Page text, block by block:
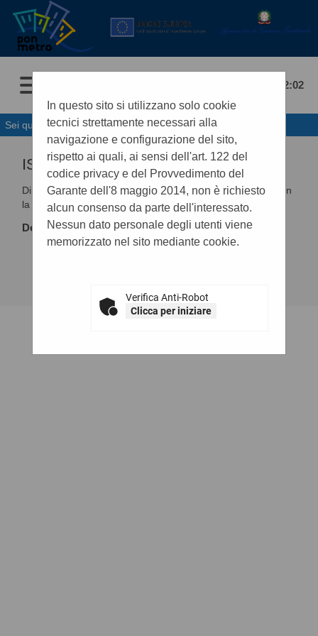
08/08/2026 12:02
Sei qui: Home» Informazioni» Istruzioni e manuali
In questo sito si utilizzano solo cookie
tecnici strettamente necessari alla
navigazione e configurazione del sito,
rispetto ai quali, ai sensi dell'art. 122 del
codice privacy e del Provvedimento del
Garante dell'8 maggio 2014, non è richiesto
alcun consenso da parte dell'interessato.
Nessun dato personale degli utenti viene
memorizzato nel sito mediante cookie.
Verifica Anti-Robot
Clicca per iniziare
ISTRUZIONI E MANUALI
Di seguito si riportano i manuali di supporto per operare con
la piattaforma telematica dell'Ente.
Documenti
Guida per l'iscrizione ad un Elenco Operatori